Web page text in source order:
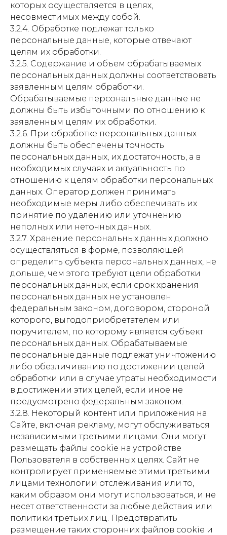
которых осуществляется в целях,
несовместимых между собой.
3.2.4. Обработке подлежат только
персональные данные, которые отвечают
целям их обработки.
3.2.5. Содержание и объем обрабатываемых
персональных данных должны соответствовать
заявленным целям обработки.
Обрабатываемые персональные данные не
должны быть избыточными по отношению к
заявленным целям их обработки.
3.2.6. При обработке персональных данных
должны быть обеспечены точность
персональных данных, их достаточность, а в
необходимых случаях и актуальность по
отношению к целям обработки персональных
данных. Оператор должен принимать
необходимые меры либо обеспечивать их
принятие по удалению или уточнению
неполных или неточных данных.
3.2.7. Хранение персональных данных должно
осуществляться в форме, позволяющей
определить субъекта персональных данных, не
дольше, чем этого требуют цели обработки
персональных данных, если срок хранения
персональных данных не установлен
федеральным законом, договором, стороной
которого, выгодоприобретателем или
поручителем, по которому является субъект
персональных данных. Обрабатываемые
персональные данные подлежат уничтожению
либо обезличиванию по достижении целей
обработки или в случае утраты необходимости
в достижении этих целей, если иное не
предусмотрено федеральным законом.
3.2.8. Некоторый контент или приложения на
Сайте, включая рекламу, могут обслуживаться
независимыми третьими лицами. Они могут
размещать файлы cookie на устройстве
Пользователя в собственных целях. Сайт не
контролирует применяемые этими третьими
лицами технологии отслеживания или то,
каким образом они могут использоваться, и не
несет ответственности за любые действия или
политики третьих лиц. Предотвратить
размещение таких сторонних файлов cookie и